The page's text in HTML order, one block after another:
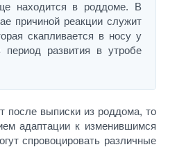
находится в роддоме. В
причиной реакции служит
скапливается в носу у
период развития в утробе
после выписки из роддома, то
адаптации к изменившимся
спровоцировать различные